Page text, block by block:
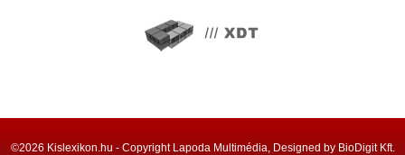
©2026 Kislexikon.hu - Copyright Lapoda Multimédia, Designed by BioDigit Kft.